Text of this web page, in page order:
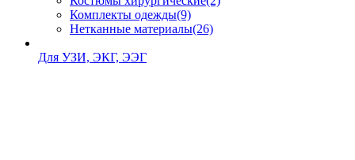
Комплекты одежды(9)
Нетканные материалы(26)
Для УЗИ, ЭКГ, ЭЭГ